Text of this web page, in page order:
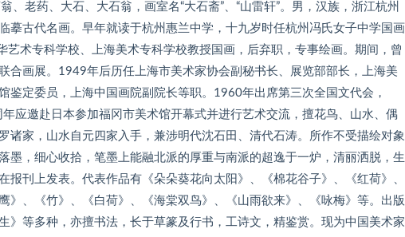
、老药、大石、大石翁，画室名“大石斋”、“山雷轩”。男，汉族，浙江杭州
摹古代名画。早年就读于杭州惠兰中学，十九岁时任杭州冯氏女子中学国画
术专科学校、上海美术专科学校教授国画，后弃职，专事绘画。期间，曾
合画展。1949年后历任上海市美术家协会副秘书长、展览部部长，上海美
鉴定委员，上海中国画院副院长等职。1960年出席第三次全国文代会，
应邀赴日本参加福冈市美术馆开幕式并进行艺术交流，擅花鸟、山水、偶
诸家，山水自元四家入手，兼涉明代沈石田、清代石涛。所作不受描绘对象
墨，细心收拾，笔墨上能融北派的厚重与南派的超逸于一炉，清丽洒脱，生
报刊上发表。代表作品有《朵朵葵花向太阳》、《棉花谷子》、《红荷》、
》、《竹》、《白荷》、《海棠双鸟》、《山雨欲来》、《咏梅》等。出版
》等多种，亦擅书法，长于草篆及行书，工诗文，精鉴赏。现为中国美术家